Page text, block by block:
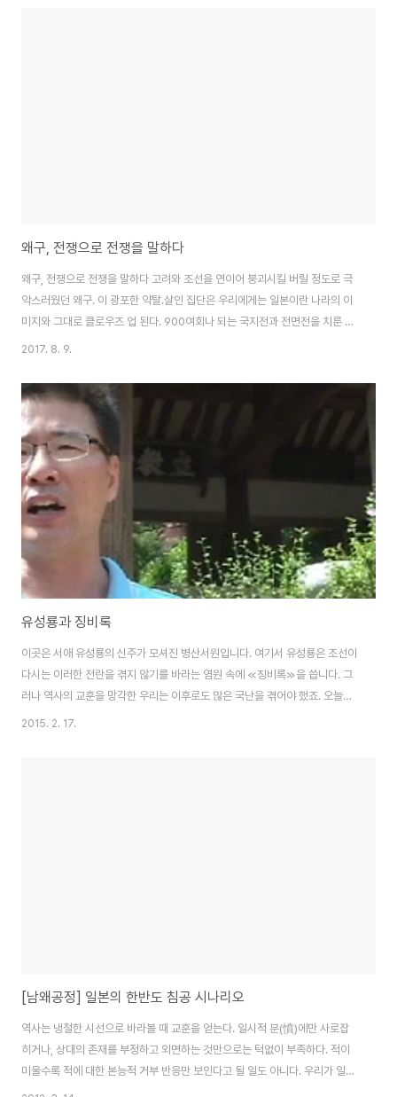
왜구, 전쟁으로 전쟁을 말하다
왜구, 전쟁으로 전쟁을 말하다 고려와 조선을 연이어 붕괴시킬 버릴 정도로 극
악스러웠던 왜구. 이 광포한 약탈․살인 집단은 우리에게는 일본이란 나라의 이
미지와 그대로 클로우즈 업 된다. 900여회나 되는 국지전과 전면전을 치룬 우
리의 역사적 경험은 왜구와 일본을 동일시하는 인식을 가져왔다. 오늘날 한․일
이 지속적으로 야기한 침구가 원인이었고, 그로 인해 생긴 ‘불편한 관계’라는 점
에서 ‘일본 책임론’으로 귀결된다. 더불어 우리의 인식도 담금질될 필요가 있다.
왜(倭)를 심리적 혐오의 대상으로만 바라보는 우리의 시각에는 문제가 없는 것
일까? 자칫하다간 임진왜란 이후 사대부층 사이에 광범위하게 퍼진 명분론처
럼 ‘감정’에 치우칠 위험..
2017. 8. 9.
유성룡과 징비록
이곳은 서애 유성룡의 신주가 모셔진 병산서원입니다. 여기서 유성룡은 조선이
다시는 이러한 전란을 겪지 않기를 바라는 염원 속에 ≪징비록≫을 씁니다. 그
러나 역사의 교훈을 망각한 우리는 이후로도 많은 국난을 겪어야 했죠. 오늘의
우리 또한 심화되는 글로벌 경쟁에 유비무환의 자세로 대비해야 할 것입니다.
2015. 2. 17.
[남왜공정] 일본의 한반도 침공 시나리오
역사는 냉철한 시선으로 바라볼 때 교훈을 얻는다. 일시적 분(憤)에만 사로잡
히거나, 상대의 존재를 부정하고 외면하는 것만으로는 턱없이 부족하다. 적이
미울수록 적에 대한 본능적 거부 반응만 보인다고 될 일도 아니다. 우리가 일본
에 대한 ‘혐오(嫌惡)’가 부족해 오랜 시간 왜(倭)의 침략을 받아왔고, 근현대사